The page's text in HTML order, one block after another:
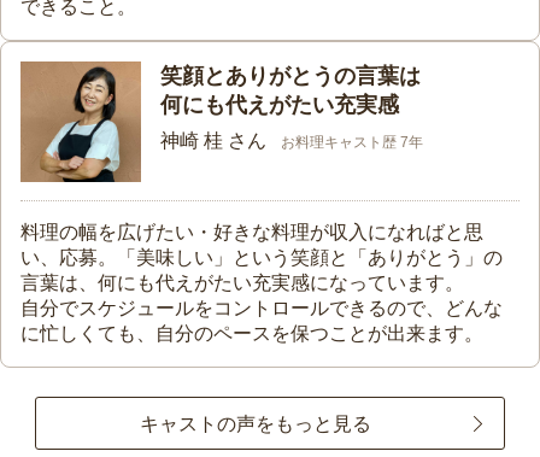
できること。
笑顔とありがとうの言葉は
何にも代えがたい充実感
神崎 桂 さん お料理キャスト歴 7年
料理の幅を広げたい・好きな料理が収入になればと思
い、応募。「美味しい」という笑顔と「ありがとう」の
言葉は、何にも代えがたい充実感になっています。
自分でスケジュールをコントロールできるので、どんな
に忙しくても、自分のペースを保つことが出来ます。
キャストの声をもっと見る